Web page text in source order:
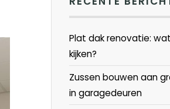
Plat dak renovatie:
kijken?
Zussen bouwen aan
in garagedeuren